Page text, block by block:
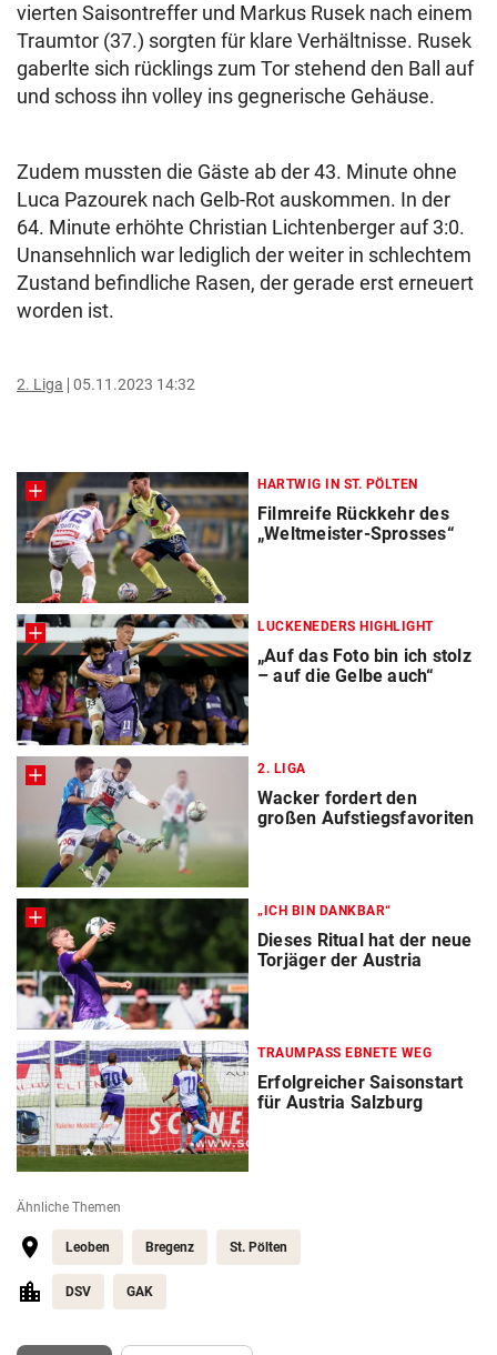
vierten Saisontreffer und Markus Rusek nach einem
Traumtor (37.) sorgten für klare Verhältnisse. Rusek
gaberlte sich rücklings zum Tor stehend den Ball auf
und schoss ihn volley ins gegnerische Gehäuse.
Zudem mussten die Gäste ab der 43. Minute ohne
Luca Pazourek nach Gelb-Rot auskommen. In der
64. Minute erhöhte Christian Lichtenberger auf 3:0.
Unansehnlich war lediglich der weiter in schlechtem
Zustand befindliche Rasen, der gerade erst erneuert
worden ist.
2. Liga 05.11.2023 14:32
HARTWIG IN ST. PÖLTEN
Filmreife Rückkehr des
„Weltmeister-Sprosses“
LUCKENEDERS HIGHLIGHT
„Auf das Foto bin ich stolz
– auf die Gelbe auch“
2. LIGA
Wacker fordert den
großen Aufstiegsfavoriten
„ICH BIN DANKBAR“
Dieses Ritual hat der neue
Torjäger der Austria
TRAUMPASS EBNETE WEG
Erfolgreicher Saisonstart
für Austria Salzburg
Ähnliche Themen
Leoben Bregenz St. Pölten
DSV GAK